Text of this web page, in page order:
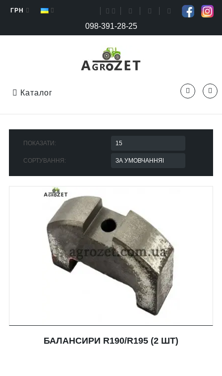
ГРН
098-391-28-25
Каталог
ПОКАЗАТИ:
СОРТУВАННЯ:
БАЛАНСИРИ R190/R195 (2 ШТ)